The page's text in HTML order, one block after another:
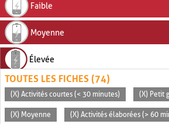
Faible
Moyenne
Élevée
TOUTES LES FICHES (74)
(X) Activités courtes (< 30 minutes) (X) Petit
(X) Moyenne (X) Activités élaborées (> 60